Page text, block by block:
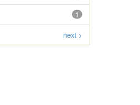
1
next >